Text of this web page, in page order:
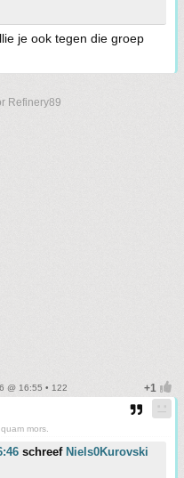
je ook tegen die groep
Refinery89
@ 16:55 • 122
mors.
schreef Niels0Kurovski